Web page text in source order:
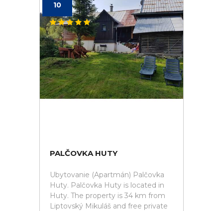
10
PALČOVKA HUTY
Ubytovanie (Apartmán) Palčovka
Huty. Palčovka Huty is located in
Huty. The property is 34 km from
Liptovský Mikuláš and free private